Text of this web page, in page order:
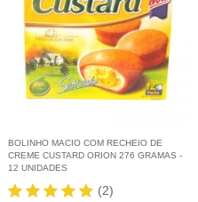
BOLINHO MACIO COM RECHEIO DE
CREME CUSTARD ORION 276 GRAMAS -
12 UNIDADES
(2)